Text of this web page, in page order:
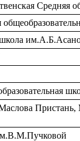
Средняя
школа
Маслова